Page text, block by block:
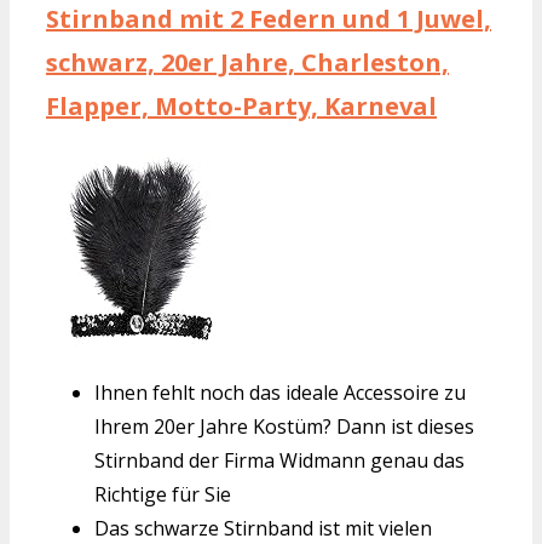
Stirnband mit 2 Federn und 1 Juwel,
schwarz, 20er Jahre, Charleston,
Flapper, Motto-Party, Karneval
Ihnen fehlt noch das ideale Accessoire zu
Ihrem 20er Jahre Kostüm? Dann ist dieses
Stirnband der Firma Widmann genau das
Richtige für Sie
Das schwarze Stirnband ist mit vielen